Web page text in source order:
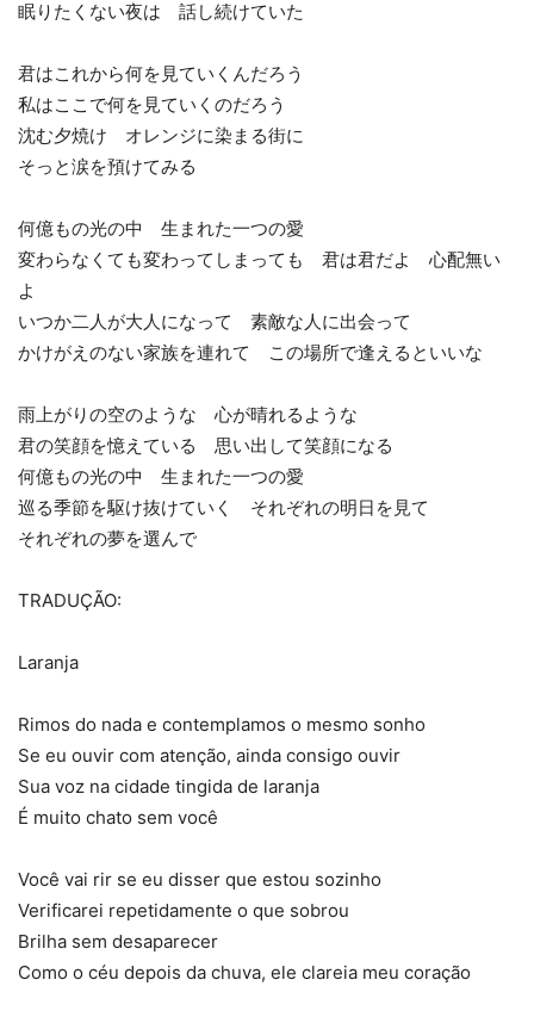
眠りたくない夜は 話し続けていた
君はこれから何を見ていくんだろう
私はここで何を見ていくのだろう
沈む夕焼け オレンジに染まる街に
そっと涙を預けてみる
何億もの光の中 生まれた一つの愛
変わらなくても変わってしまっても 君は君だよ 心配無い
よ
いつか二人が大人になって 素敵な人に出会って
かけがえのない家族を連れて この場所で逢えるといいな
雨上がりの空のような 心が晴れるような
君の笑顔を憶えている 思い出して笑顔になる
何億もの光の中 生まれた一つの愛
巡る季節を駆け抜けていく それぞれの明日を見て
それぞれの夢を選んで
TRADUÇÃO:
Laranja
Rimos do nada e contemplamos o mesmo sonho
Se eu ouvir com atenção, ainda consigo ouvir
Sua voz na cidade tingida de laranja
É muito chato sem você
Você vai rir se eu disser que estou sozinho
Verificarei repetidamente o que sobrou
Brilha sem desaparecer
Como o céu depois da chuva, ele clareia meu coração